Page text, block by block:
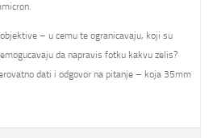
– u cemu te ogranicavaju, koji su
da napravis fotku kakvu zelis?
dati i odgovor na pitanje – koja 35mm